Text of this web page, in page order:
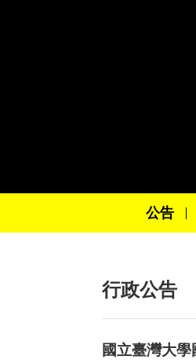
公告
行政公告
國立臺灣大